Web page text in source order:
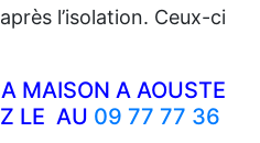
l’isolation. Ceux-ci
MAISON A AOUSTE
LE AU 09 77 77 36